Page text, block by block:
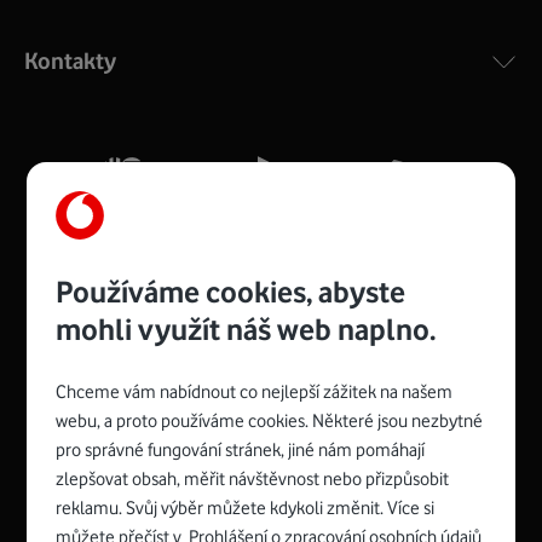
silný signál pro celou domácnost. Kompaktní rozměry 21
Více o COMPAL CH7465VF
Zyxel VMG8623-T50B:
Rozměry modemu jsou 16 x 22 x 7,5 cm (včetně stojánku)
a nabízí 4 gigabitové LAN porty a bezdrátové připojení Wi-
Spojte se s Vodafonem
Kontakty
Používáme cookies, abyste
mohli využít náš web naplno.
Chceme vám nabídnout co nejlepší zážitek na našem
webu, a proto používáme cookies. Některé jsou nezbytné
pro správné fungování stránek, jiné nám pomáhají
zlepšovat obsah, měřit návštěvnost nebo přizpůsobit
reklamu. Svůj výběr můžete kdykoli změnit. Více si
můžete přečíst v Prohlášení o zpracování osobních údajů